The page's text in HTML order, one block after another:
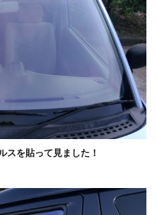
スを貼って見ました！